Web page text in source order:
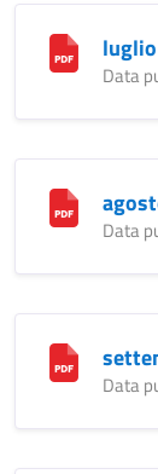
Data
Data
Data